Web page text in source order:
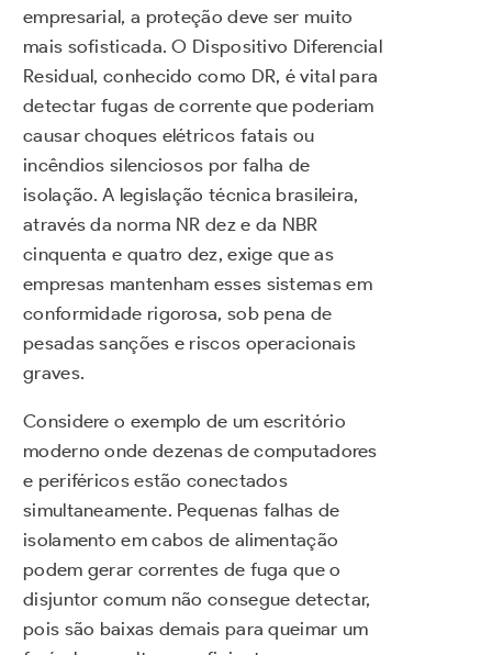
empresarial, a proteção deve ser muito
mais sofisticada. O Dispositivo Diferencial
Residual, conhecido como DR, é vital para
detectar fugas de corrente que poderiam
causar choques elétricos fatais ou
incêndios silenciosos por falha de
isolação. A legislação técnica brasileira,
através da norma NR dez e da NBR
cinquenta e quatro dez, exige que as
empresas mantenham esses sistemas em
conformidade rigorosa, sob pena de
pesadas sanções e riscos operacionais
graves.
Considere o exemplo de um escritório
moderno onde dezenas de computadores
e periféricos estão conectados
simultaneamente. Pequenas falhas de
isolamento em cabos de alimentação
podem gerar correntes de fuga que o
disjuntor comum não consegue detectar,
pois são baixas demais para queimar um